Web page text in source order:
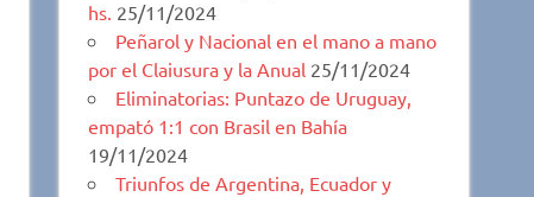
hs. 25/11/2024
Peñarol y Nacional en el mano a mano
por el Claiusura y la Anual 25/11/2024
Eliminatorias: Puntazo de Uruguay,
empató 1:1 con Brasil en Bahía
19/11/2024
Triunfos de Argentina, Ecuador y